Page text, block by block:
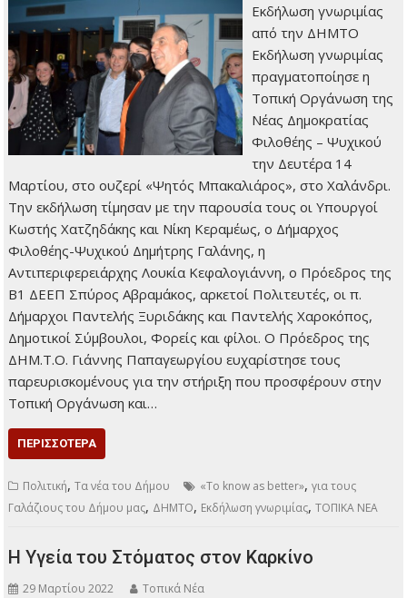
Εκδήλωση γνωριμίας
από την ΔΗΜΤΟ
Εκδήλωση γνωριμίας
πραγματοποίησε η
Τοπική Οργάνωση της
Νέας Δημοκρατίας
Φιλοθέης – Ψυχικού
την Δευτέρα 14
Μαρτίου, στο ουζερί «Ψητός Μπακαλιάρος», στο Χαλάνδρι.
Την εκδήλωση τίμησαν με την παρουσία τους οι Υπουργοί
Κωστής Χατζηδάκης και Νίκη Κεραμέως, ο Δήμαρχος
Φιλοθέης-Ψυχικού Δημήτρης Γαλάνης, η
Αντιπεριφερειάρχης Λουκία Κεφαλογιάννη, ο Πρόεδρος της
Β1 ΔΕΕΠ Σπύρος Αβραμάκος, αρκετοί Πολιτευτές, οι π.
Δήμαρχοι Παντελής Ξυριδάκης και Παντελής Χαροκόπος,
Δημοτικοί Σύμβουλοι, Φορείς και φίλοι. Ο Πρόεδρος της
ΔΗΜ.Τ.Ο. Γιάννης Παπαγεωργίου ευχαρίστησε τους
παρευρισκομένους για την στήριξη που προσφέρουν στην
Τοπική Οργάνωση και…
ΠΕΡΙΣΣΌΤΕΡΑ
Πολιτική,Τα νέα του Δήμου «To know as better»,για τους
Γαλάζιους του Δήμου μας, ΔΗΜΤΟ, Εκδήλωση γνωριμίας,ΤΟΠΙΚΑ ΝΕΑ
Η Υγεία του Στόματος στον Καρκίνο
29 Μαρτίου 2022 Τοπικά Νέα